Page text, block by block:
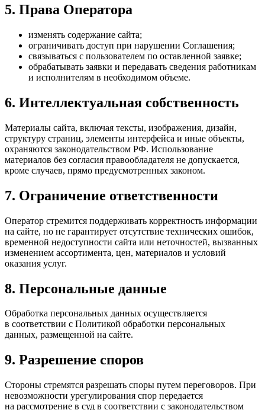
5. Права Оператора
изменять содержание сайта;
ограничивать доступ при нарушении Соглашения;
связываться с пользователем по оставленной заявке;
обрабатывать заявки и передавать сведения работникам
и исполнителям в необходимом объеме.
6. Интеллектуальная собственность
Материалы сайта, включая тексты, изображения, дизайн,
структуру страниц, элементы интерфейса и иные объекты,
охраняются законодательством РФ. Использование
материалов без согласия правообладателя не допускается,
кроме случаев, прямо предусмотренных законом.
7. Ограничение ответственности
Оператор стремится поддерживать корректность информации
на сайте, но не гарантирует отсутствие технических ошибок,
временной недоступности сайта или неточностей, вызванных
изменением ассортимента, цен, материалов и условий
оказания услуг.
8. Персональные данные
Обработка персональных данных осуществляется
в соответствии с Политикой обработки персональных
данных, размещенной на сайте.
9. Разрешение споров
Стороны стремятся разрешать споры путем переговоров. При
невозможности урегулирования спор передается
на рассмотрение в суд в соответствии с законодательством